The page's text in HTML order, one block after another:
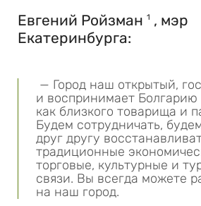
Евгений Ройзман 1 , мэр
Екатеринбурга:
— Город наш открытый,
и воспринимает Болгарию
как близкого товарища и
Будем сотрудничать,
друг другу
традиционные
торговые, культурные и
связи. Вы всегда можете
на наш город.